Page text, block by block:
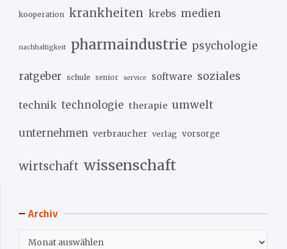
kooperation krankheiten krebs medien
nachhaltigkeit pharmaindustrie psychologie
ratgeber schule senior service software soziales
technik technologie therapie umwelt
unternehmen verbraucher verlag vorsorge
wirtschaft wissenschaft
Archiv